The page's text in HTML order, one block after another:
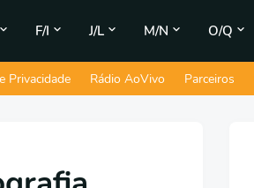
F/I J/L M/N O/Q
Privacidade Rádio AoVivo Parceiros